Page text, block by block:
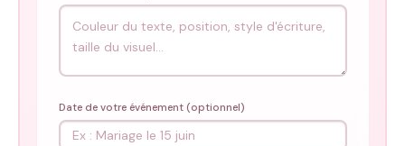
Date de votre événement (optionnel)